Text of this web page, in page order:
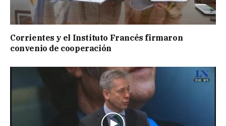
Corrientes y el Instituto Francés firmaron
convenio de cooperación